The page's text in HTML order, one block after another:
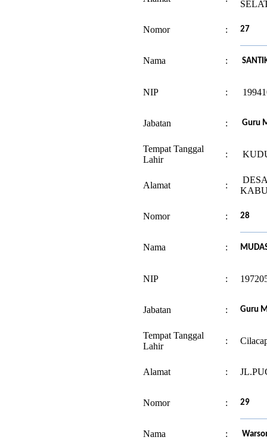
Nomor : 27
Nama :
NIP :
Jabatan : Guru
Tempat Tanggal
Lahir
:
Alamat :
Nomor : 28
Nama :
NIP :
Jabatan : Guru
Tempat Tanggal
Lahir
:
Alamat :
Nomor : 29
Nama :